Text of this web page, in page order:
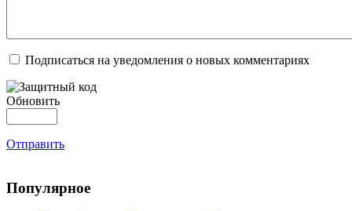
Подписаться на уведомления о новых комментариях
Обновить
Отправить
Популярное